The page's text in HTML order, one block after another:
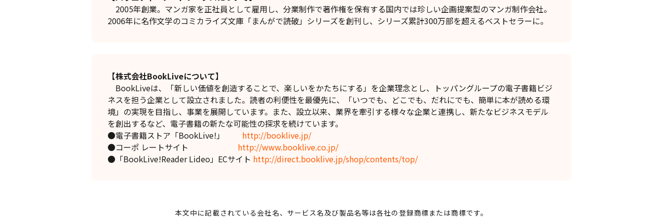
2005年創業。マンガ家を正社員として雇用し、分業制作で著作権を保有する国内では珍しい企画提案型のマンガ制作会社。
2006年に名作文学のコミカライズ文庫「まんがで読破」シリーズを創刊し、シリーズ累計300万部を超えるベストセラーに。
【株式会社BookLiveについて】
BookLiveは、「新しい価値を創造することで、楽しいをかたちにする」を企業理念とし、トッパングループの電子書籍ビジ
ネスを担う企業として設立されました。読者の利便性を最優先に、「いつでも、どこでも、だれにでも、簡単に本が読める環
境」の実現を目指し、事業を展開しています。また、設立以来、業界を牽引する様々な企業と連携し、新たなビジネスモデル
を創出するなど、電子書籍の新たな可能性の探求を続けています。
●電子書籍ストア「BookLive!」 http://booklive.jp/
●コーポ レートサイト http://www.booklive.co.jp/
●「BookLive!Reader Lideo」ECサイト http://direct.booklive.jp/shop/contents/top/
本文中に記載されている会社名、サービス名及び製品名等は各社の登録商標または商標です。